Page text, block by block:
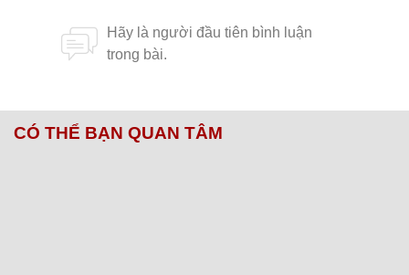
CÓ THỂ BẠN QUAN TÂM